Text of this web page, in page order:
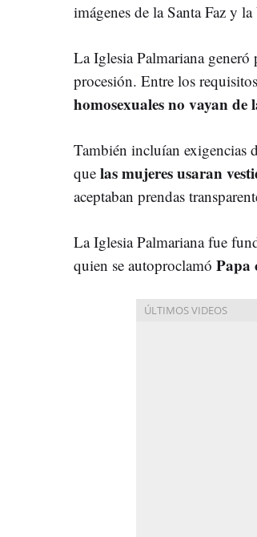
imágenes de la Santa Faz y
La Iglesia Palmariana generó
procesión. Entre los
homosexuales no vayan de
También incluían exigencias
que las mujeres usaran
aceptaban prendas
La Iglesia Palmariana fue
quien se autoproclamó Papa